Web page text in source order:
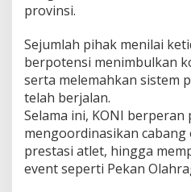
provinsi.
Sejumlah pihak menilai
berpotensi menimbulkan
serta melemahkan sistem
telah berjalan.
Selama ini, KONI berperan
mengoordinasikan
prestasi atlet, hingga
event seperti Pekan